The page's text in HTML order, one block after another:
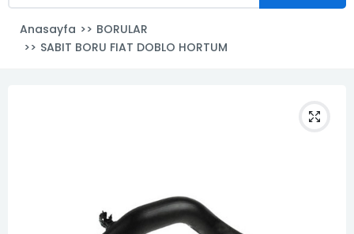
Anasayfa
BORULAR
SABIT BORU FIAT DOBLO HORTUM